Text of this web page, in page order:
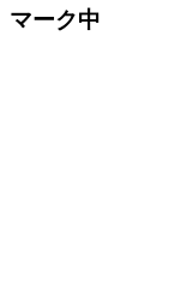
マーク中